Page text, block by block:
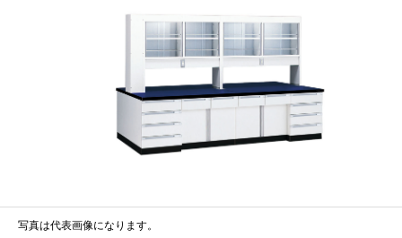
写真は代表画像になります。